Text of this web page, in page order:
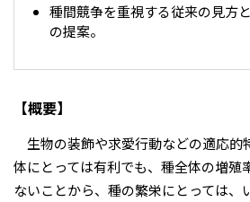
種間競争を重視する従来の見方
の提案。
【概要】
生物の装飾や求愛行動などの適応的
体にとっては有利でも、種全体の増殖
ないことから、種の繁栄にとっては、